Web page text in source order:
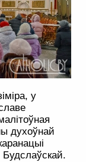
у
духоўнай